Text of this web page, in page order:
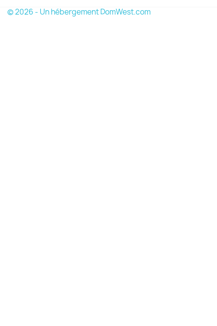
© 2026 - Un hébergement DomWest.com